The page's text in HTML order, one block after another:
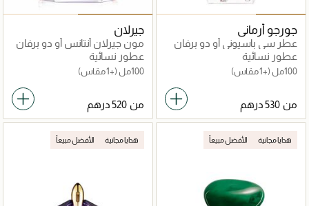
جورجو أرماني
عطر سي باسيوني أو دو برفان
عطور نسائية
100مل (+1 مقاس)
من
جيرلان
مون جيرلان أنتانس أو دو برفان
عطور نسائية
100مل (+1 مقاس)
من
هدايا مجانية الأفضل مبيعاً هدايا مجانية الأفضل مبيعاً